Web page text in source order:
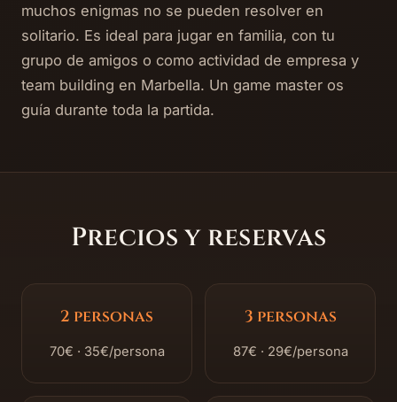
muchos enigmas no se pueden resolver en
solitario. Es ideal para jugar en familia, con tu
grupo de amigos o como actividad de empresa y
team building en Marbella. Un game master os
guía durante toda la partida.
Precios y reservas
2 personas
70€ · 35€/persona
3 personas
87€ · 29€/persona